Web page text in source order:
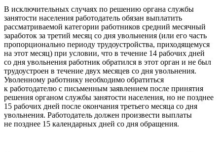
В исключительных случаях по решению органа службы
занятости населения работодатель обязан выплатить
рассматриваемой категории работников средний месячный
заработок за третий месяц со дня увольнения (или его часть
пропорционально периоду трудоустройства, приходящемуся
на этот месяц) при условии, что в течение 14 рабочих дней
со дня увольнения работник обратился в этот орган и не был
трудоустроен в течение двух месяцев со дня увольнения.
Уволенному работнику необходимо обратиться
к работодателю с письменным заявлением после принятия
решения органом службы занятости населения, но не позднее
15 рабочих дней после окончания третьего месяца со дня
увольнения. Работодатель должен произвести выплаты
не позднее 15 календарных дней со дня обращения.